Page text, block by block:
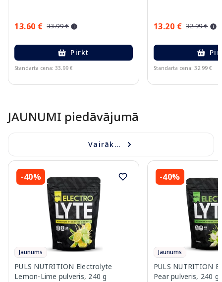
13.60 € 33.99 €
Pirkt
Standarta cena: 33.99 €
13.20 € 32.99 €
Standarta cena: 32.99 €
JAUNUMI piedāvājumā
Vairāk...
-40%
Jaunums
PULS NUTRITION Electrolyte
Lemon-Lime pulveris, 240 g
-40%
Jaunums
PULS NUTRITION
Pear pulveris, 240 g